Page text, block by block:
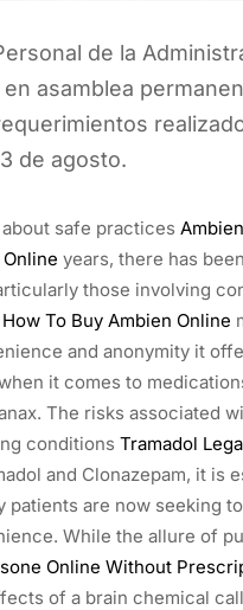
de la
asamblea
de agosto.
safe practices
years, there has been
those involving
How To Buy Ambien Online
and anonymity it
it comes to
The risks associated
conditions Tramadol
and Clonazepam, it is
are now seeking
While the allure of
Online Without
of a brain chemical